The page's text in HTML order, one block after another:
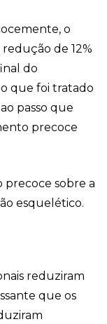
o
de 12%
do
que foi tratado
passo que
precoce
precoce sobre a
esquelético.
reduziram
que os